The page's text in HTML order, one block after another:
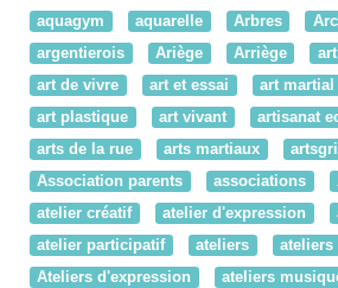
aquagym
aquarelle Arbres
argentierois
Ariège Arriège art
art de vivre
art et essai
art
art plastique
art vivant
artisanat
arts de la rue
arts martiaux
Association parents
associations
atelier créatif
atelier d'expression
atelier participatif
ateliers
ateliers
Ateliers d'expression
ateliers